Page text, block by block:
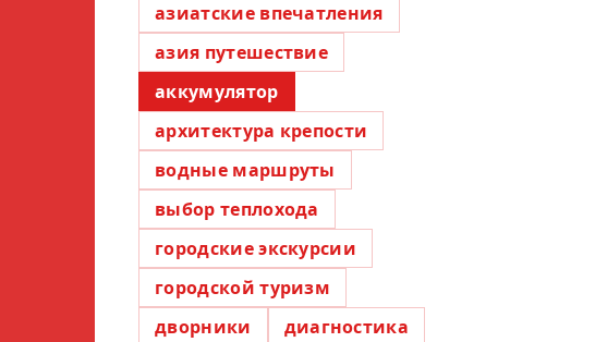
азиатские впечатления
азия путешествие
аккумулятор
архитектура крепости
водные маршруты
выбор теплохода
городские экскурсии
городской туризм
дворники
диагностика